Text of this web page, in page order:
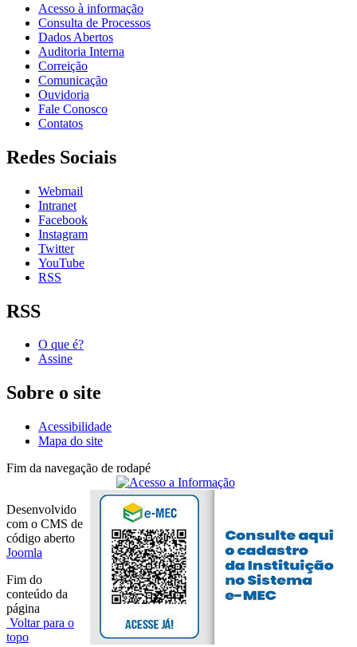
Acesso à informação
Consulta de Processos
Dados Abertos
Auditoria Interna
Correição
Comunicação
Ouvidoria
Fale Conosco
Contatos
Redes Sociais
Webmail
Intranet
Facebook
Instagram
Twitter
YouTube
RSS
RSS
O que é?
Assine
Sobre o site
Acessibilidade
Mapa do site
Fim da navegação de rodapé
Desenvolvido
com o CMS de
código aberto
Joomla
Fim do
conteúdo da
página
Voltar para o
topo